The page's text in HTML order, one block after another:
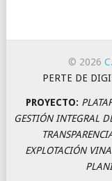
© 2026
PERTE DE
PROYECTO:
GESTIÓN INTEGRAL
EXPLOTACIÓN